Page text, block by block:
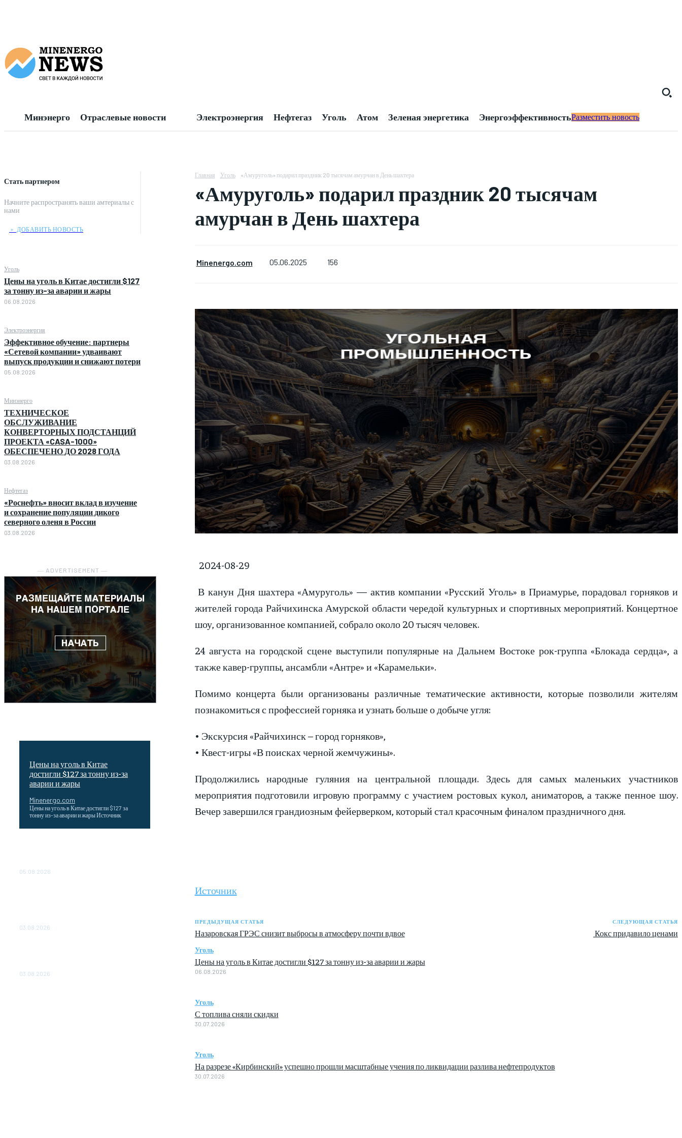
Минэнерго Отраслевые новости Электроэнергия Нефтегаз Уголь Атом Зеленая энергетика ЭнергоэффективностьРазместить новость
Стать партнером
Начните распространять ваши амтериалы с
нами
﹢ ДОБАВИТЬ НОВОСТЬ
Уголь
Цены на уголь в Китае достигли $127
за тонну из-за аварии и жары
06.08.2026
Электроэнергия
Эффективное обучение: партнеры
«Сетевой компании» удваивают
выпуск продукции и снижают потери
05.08.2026
Минэнерго
ТЕХНИЧЕСКОЕ
ОБСЛУЖИВАНИЕ
КОНВЕРТОРНЫХ ПОДСТАНЦИЙ
ПРОЕКТА «CASA-1000»
ОБЕСПЕЧЕНО ДО 2028 ГОДА
03.08.2026
Нефтегаз
«Роснефть» вносит вклад в изучение
и сохранение популяции дикого
северного оленя в России
03.08.2026
― ADVERTISEMENT ―
Цены на уголь в Китае
достигли $127 за тонну из-за
аварии и жары
Minenergo.com
Цены на уголь в Китае достигли $127 за
тонну из-за аварии и жары Источник
05.08.2026
03.08.2026
03.08.2026
Главная Уголь «Амуруголь» подарил праздник 20 тысячам амурчан в День шахтера
«Амуруголь» подарил праздник 20 тысячам
амурчан в День шахтера
Minenergo.com 05.06.2025 156
2024-08-29
В канун Дня шахтера «Амуруголь» — актив компании «Русский Уголь» в Приамурье, порадовал горняков и
жителей города Райчихинска Амурской области чередой культурных и спортивных мероприятий. Концертное
шоу, организованное компанией, собрало около 20 тысяч человек.
24 августа на городской сцене выступили популярные на Дальнем Востоке рок-группа «Блокада сердца», а
также кавер-группы, ансамбли «Антре» и «Карамельки».
Помимо концерта были организованы различные тематические активности, которые позволили жителям
познакомиться с профессией горняка и узнать больше о добыче угля:
• Экскурсия «Райчихинск – город горняков»,
• Квест-игры «В поисках черной жемчужины».
Продолжились народные гуляния на центральной площади. Здесь для самых маленьких участников
мероприятия подготовили игровую программу с участием ростовых кукол, аниматоров, а также пенное шоу.
Вечер завершился грандиозным фейерверком, который стал красочным финалом праздничного дня.
Источник
ПРЕДЫДУЩАЯ СТАТЬЯ
Назаровская ГРЭС снизит выбросы в атмосферу почти вдвое
СЛЕДУЮЩАЯ СТАТЬЯ
Кокс придавило ценами
Уголь
Цены на уголь в Китае достигли $127 за тонну из-за аварии и жары
06.08.2026
Уголь
С топлива сняли скидки
30.07.2026
Уголь
На разрезе «Кирбинский» успешно прошли масштабные учения по ликвидации разлива нефтепродуктов
30.07.2026